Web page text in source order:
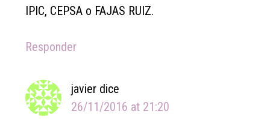
IPIC, CEPSA o FAJAS RUIZ.
Responder
javier dice
26/11/2016 at 21:20